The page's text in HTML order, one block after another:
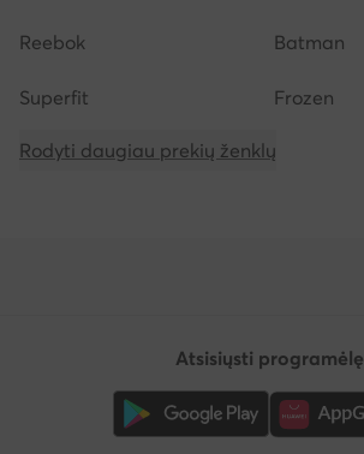
Reebok Batman
Superfit Frozen
Rodyti daugiau prekių ženklų
Atsisiųsti programėlę